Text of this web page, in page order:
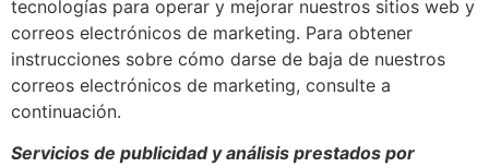
tecnologías para operar y mejorar nuestros sitios web y
correos electrónicos de marketing. Para obtener
instrucciones sobre cómo darse de baja de nuestros
correos electrónicos de marketing, consulte a
continuación.
Servicios de publicidad y análisis prestados por